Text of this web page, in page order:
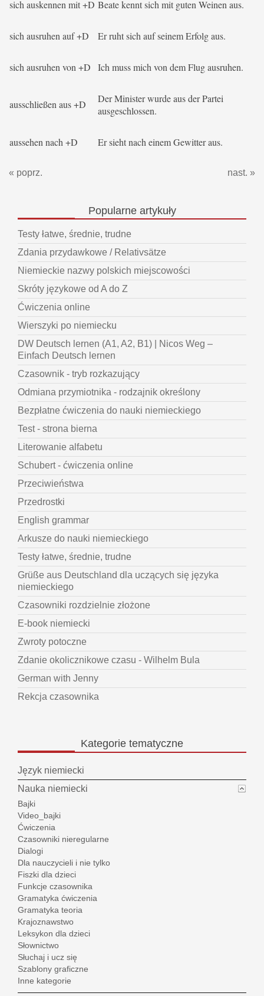
sich auskennen mit +D Beate kennt sich mit guten Weinen aus.
sich ausruhen auf +D Er ruht sich auf seinem Erfolg aus.
sich ausruhen von +D Ich muss mich von dem Flug ausruhen.
ausschließen aus +D
Der Minister wurde aus der Partei
ausgeschlossen.
aussehen nach +D Er sieht nach einem Gewitter aus.
« poprz. nast. »
Popularneartykuły
Testy łatwe, średnie, trudne
Zdania przydawkowe / Relativsätze
Niemieckie nazwy polskich miejscowości
Skróty językowe od A do Z
Ćwiczenia online
Wierszyki po niemiecku
DW Deutsch lernen (A1, A2, B1) | Nicos Weg –
Einfach Deutsch lernen
Czasownik - tryb rozkazujący
Odmiana przymiotnika - rodzajnik określony
Bezpłatne ćwiczenia do nauki niemieckiego
Test - strona bierna
Literowanie alfabetu
Schubert - ćwiczenia online
Przeciwieństwa
Przedrostki
English grammar
Arkusze do nauki niemieckiego
Testy łatwe, średnie, trudne
Grüße aus Deutschland dla uczących się języka
niemieckiego
Czasowniki rozdzielnie złożone
E-book niemiecki
Zwroty potoczne
Zdanie okolicznikowe czasu - Wilhelm Bula
German with Jenny
Rekcja czasownika
Kategorie tematyczne
Język niemiecki
Nauka niemiecki
Bajki
Video_bajki
Ćwiczenia
Czasowniki nieregularne
Dialogi
Dla nauczycieli i nie tylko
Fiszki dla dzieci
Funkcje czasownika
Gramatyka ćwiczenia
Gramatyka teoria
Krajoznawstwo
Leksykon dla dzieci
Słownictwo
Słuchaj i ucz się
Szablony graficzne
Inne kategorie